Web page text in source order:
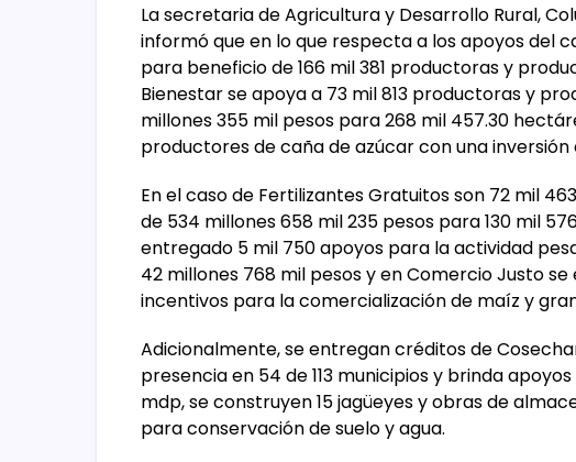
La secretaria de Agricultura y Desarrollo Rural,
informó que en lo que respecta a los apoyos del
para beneficio de 166 mil 381 productoras y
Bienestar se apoya a 73 mil 813 productoras y
millones 355 mil pesos para 268 mil 457.30
productores de caña de azúcar con una inversión
En el caso de Fertilizantes Gratuitos son 72 mil
de 534 millones 658 mil 235 pesos para 130 mil
entregado 5 mil 750 apoyos para la actividad
42 millones 768 mil pesos y en Comercio Justo se
incentivos para la comercialización de maíz y
Adicionalmente, se entregan créditos de
presencia en 54 de 113 municipios y brinda
mdp, se construyen 15 jagüeyes y obras de
para conservación de suelo y agua.